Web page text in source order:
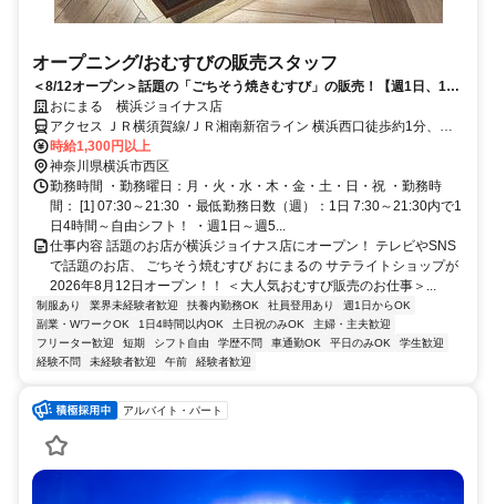
オープニング/おむすびの販売スタッフ
＜8/12オープン＞話題の「ごちそう焼きむすび」の販売！【週1日、1日
4hの短時間～OK★】
おにまる 横浜ジョイナス店
アクセス ＪＲ横須賀線/ＪＲ湘南新宿ライン 横浜西口徒歩約1分、Ｊ
Ｒ京浜東北線/ＪＲ横浜線 横浜西口徒歩約1分、京急本線 横浜西口徒
歩約1分 「横浜駅」より徒歩1分 【受動喫煙防止措置】敷地内禁煙
（喫煙所/勤務地により異なる）
時給1,300円以上
神奈川県横浜市西区
勤務時間 ・勤務曜日：月・火・水・木・金・土・日・祝 ・勤務時
間： [1] 07:30～21:30 ・最低勤務日数（週）：1日 7:30～21:30内で1
日4時間～自由シフト！ ・週1日～週5...
仕事内容 話題のお店が横浜ジョイナス店にオープン！ テレビやSNS
で話題のお店、 ごちそう焼むすび おにまるの サテライトショップが
2026年8月12日オープン！！ ＜大人気おむすび販売のお仕事＞...
制服あり 業界未経験者歓迎 扶養内勤務OK 社員登用あり
週1日からOK
副業・WワークOK
1日4時間以内OK 土日祝のみOK
主婦・主夫歓迎
フリーター歓迎
短期 シフト自由 学歴不問 車通勤OK 平日のみOK
学生歓迎
経験不問
未経験者歓迎 午前 経験者歓迎
アルバイト・パート